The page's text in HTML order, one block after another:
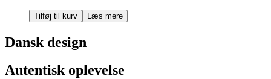
Tilføj til kurv Læs mere
Dansk design
Autentisk oplevelse